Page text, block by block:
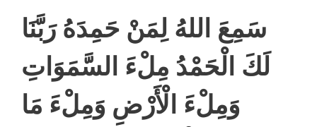
سَمِعَ اللهُ لِمَنْ حَمِدَهُ رَبَّنَا
لَكَ الْحَمْدُ مِلْءَ السَّمَوَاتِ
وَمِلْءَ الْأَرْضِ وَمِلْءَ مَا